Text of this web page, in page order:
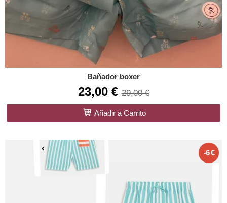
Bañador boxer
23,00 €29,00 €
Añadir a Carrito
-6 €